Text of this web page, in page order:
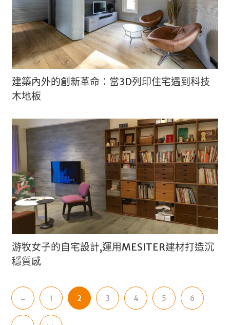
建築內外的創新革命：當3D列印住宅遇到科技
木地板
游牧女子的自宅設計,運用MESITER建材打造沉
穩質感
← 1 2 3 4 5 6